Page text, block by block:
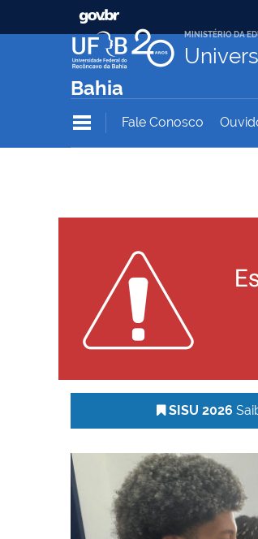
MINISTÉRIO DA
Bahia
Fale Conosco
SISU 2026